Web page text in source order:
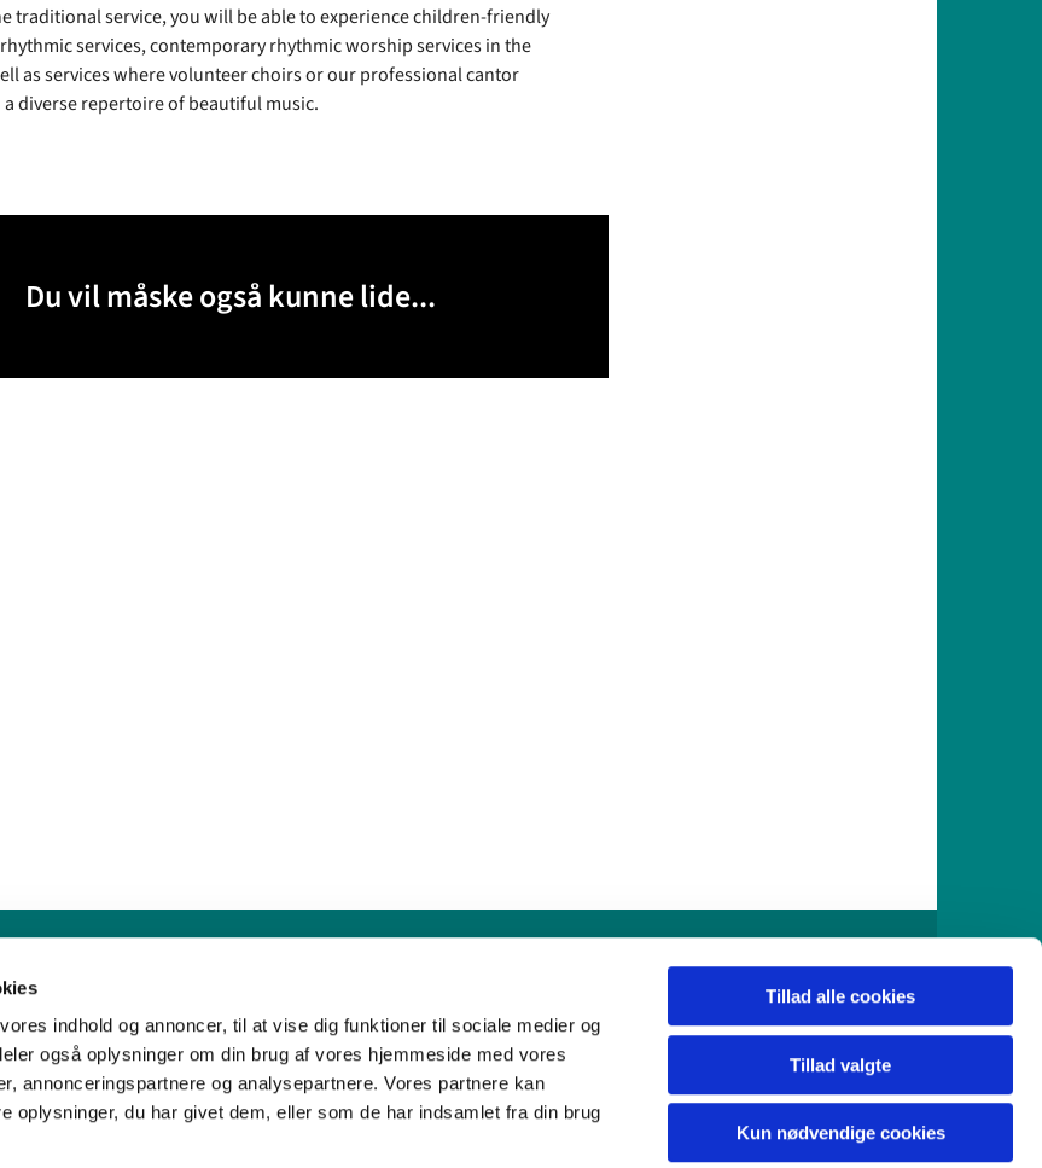
indhold og annoncer, til at vise dig funktioner til sociale medier og
også oplysninger om din brug af vores hjemmeside med vores
annonceringspartnere og analysepartnere. Vores partnere kan
oplysninger, du har givet dem, eller som de har indsamlet fra din brug
Tillad alle cookies
Tillad valgte
Kun nødvendige cookies
traditional service, you will be able to experience children-friendly
services, contemporary rhythmic worship services in the
as services where volunteer choirs or our professional cantor
diverse repertoire of beautiful music.
Du vil måske også kunne lide...
Telefon: 91 17 43 88
Kontakt Tilgængelighedserklæring